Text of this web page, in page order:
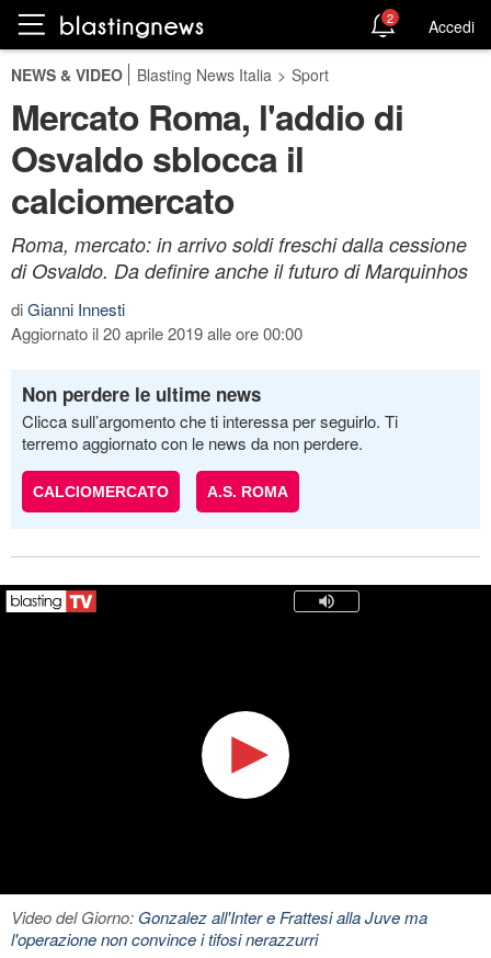
2 Accedi
NEWS & VIDEO Blasting News Italia > Sport
Mercato Roma, l'addio di
Osvaldo sblocca il
calciomercato
Roma, mercato: in arrivo soldi freschi dalla cessione
di Osvaldo. Da definire anche il futuro di Marquinhos
diGianni Innesti
Aggiornato il 20 aprile 2019 alle ore 00:00
Non perdere le ultime news
Clicca sull’argomento che ti interessa per seguirlo. Ti
terremo aggiornato con le news da non perdere.
CALCIOMERCATO A.S. ROMA
Video del Giorno: Gonzalez all'Inter e Frattesi alla Juve ma
l'operazione non convince i tifosi nerazzurri